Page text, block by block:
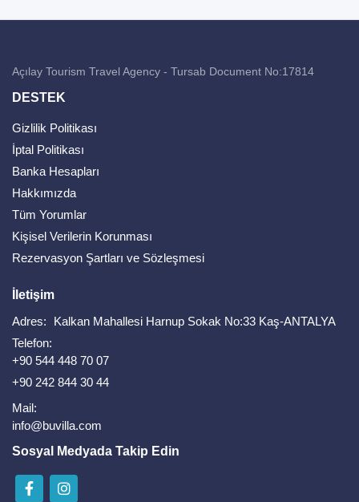
Açılay Tourism Travel Agency - Tursab Document No:17814
DESTEK
Gizlilik Politikası
İptal Politikası
Banka Hesapları
Hakkımızda
Tüm Yorumlar
Kişisel Verilerin Korunması
Rezervasyon Şartları ve Sözleşmesi
İletişim
Adres:
Kalkan Mahallesi Harnup Sokak No:33 Kaş-ANTALYA
Telefon:
+90 544 448 70 07
+90 242 844 30 44
Mail:
info@buvilla.com
Sosyal Medyada Takip Edin